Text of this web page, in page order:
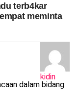
terb4kar
meminta
kidin
dalam bidang